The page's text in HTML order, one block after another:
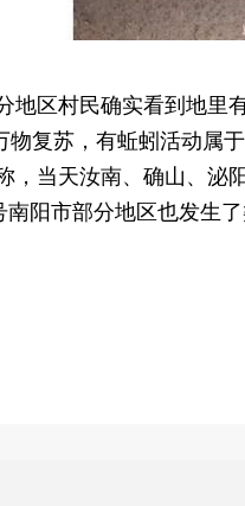
村民确实看到地里有
物复苏，有蚯蚓活动属
当天汝南、确山、泌阳
市部分地区也发生了